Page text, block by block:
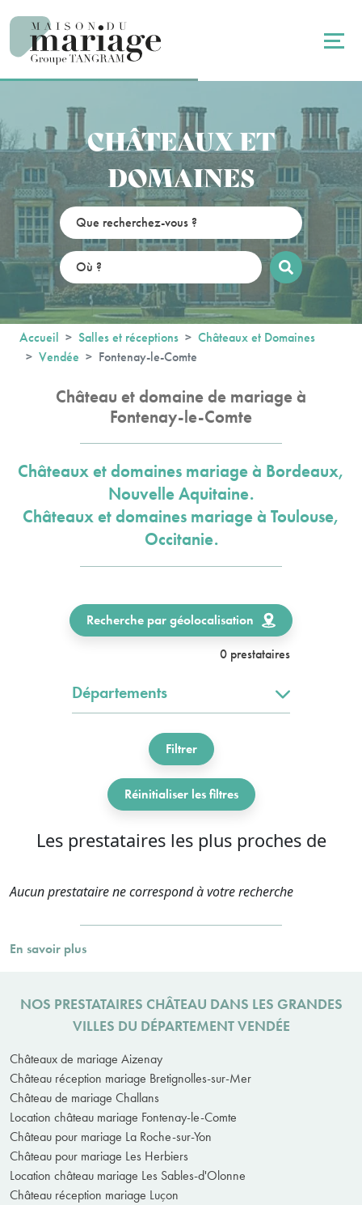
CHÂTEAUX ET
DOMAINES
Accueil Salles et réceptions
Châteaux et Domaines
Vendée
Fontenay-le-Comte
Château et domaine de mariage à
Fontenay-le-Comte
Châteaux et domaines mariage à Bordeaux,
Nouvelle Aquitaine.
Châteaux et domaines mariage à Toulouse,
Occitanie.
Recherche par géolocalisation
0 prestataires
Départements
Filtrer
Réinitialiser les filtres
Les prestataires les plus proches de
Aucun prestataire ne correspond à votre recherche
En savoir plus
NOS PRESTATAIRES CHÂTEAU DANS LES GRANDES
VILLES DU DÉPARTEMENT VENDÉE
Châteaux de mariage Aizenay
Château réception mariage Bretignolles-sur-Mer
Château de mariage Challans
Location château mariage Fontenay-le-Comte
Château pour mariage La Roche-sur-Yon
Château pour mariage Les Herbiers
Location château mariage Les Sables-d'Olonne
Château réception mariage Luçon